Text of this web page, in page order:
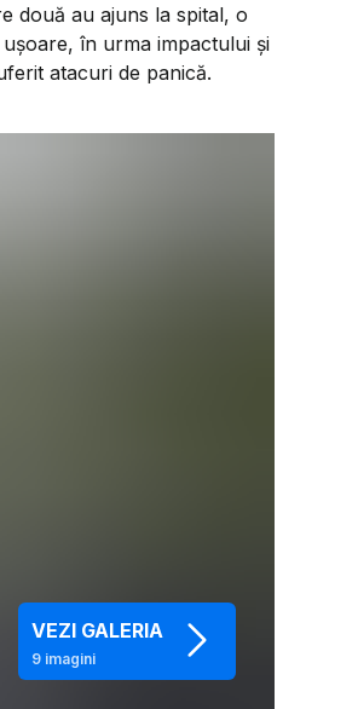
două au ajuns la spital, o
în urma impactului și
atacuri de panică.
VEZI GALERIA
9 imagini